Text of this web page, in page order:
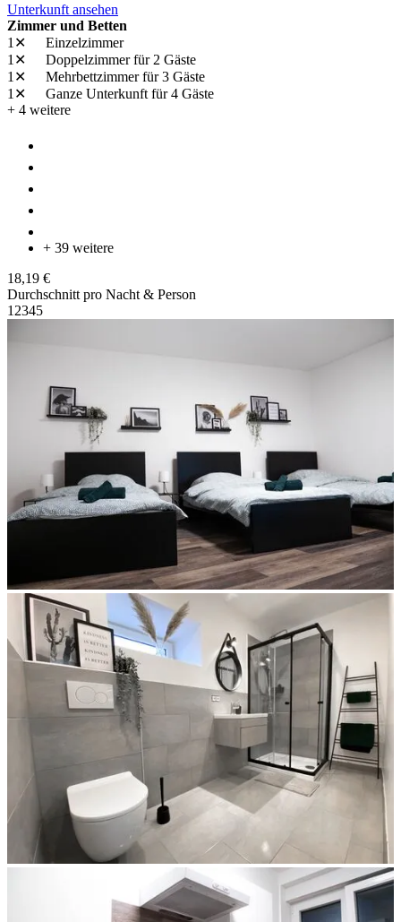
Unterkunft ansehen
Zimmer und Betten
1✕
Einzelzimmer
1✕
Doppelzimmerfür 2 Gäste
1✕
Mehrbettzimmerfür 3 Gäste
1✕
Ganze Unterkunft für 4 Gäste
+ 4 weitere
+ 39 weitere
18,19 €
Durchschnitt pro Nacht & Person
1 2345